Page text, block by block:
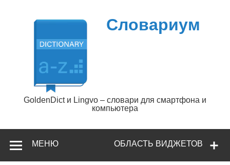
содержимому
Словариум
GoldenDict и Lingvo – словари для смартфона и
компьютера
ОБЛАСТЬ ВИДЖЕТОВ
МЕНЮ